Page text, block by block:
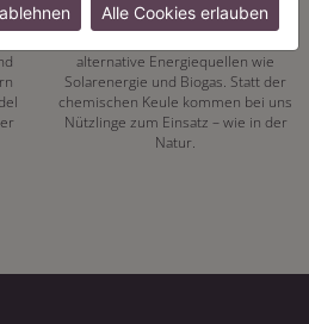
Energiewende hat bei uns Tradition.
alternative Energiequellen wie
Solarenergie und Biogas. Statt der
chemischen Keule kommen bei uns
Nützlinge zum Einsatz – wie in der
Natur.
Alle Cookies erlauben